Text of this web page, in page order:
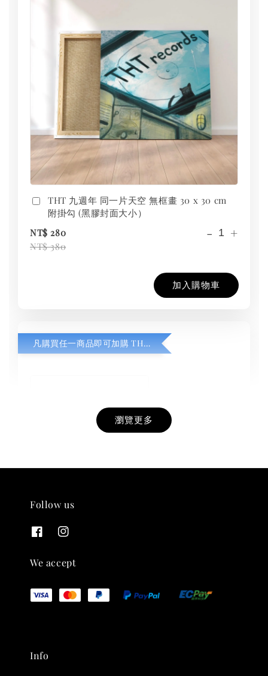
THT 九週年 同一片天空 無框畫 30 x 30 cm
附掛勾 (黑膠封面大小）
NT$ 280
NT$ 380
- +
加入購物車
凡購買任一商品即可加購 THT 九週年紀念 T-shirt
THT 九週年紀念 T-shirt
NT$ 880
加入購物車
瀏覽更多
Follow us
We accept
Info